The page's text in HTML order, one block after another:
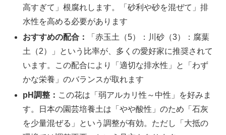
高すぎて」根腐れします。「砂利や砂を混ぜて」排
水性を高める必要があります
おすすめの配合：
「赤玉土（5）：川砂（3）：腐葉
土（2）」という比率が、多くの愛好家に推奨されて
います。この配合により「適切な排水性」と「わず
かな栄養」のバランスが取れます
pH調整： この花は「弱アルカリ性～中性」を好みま
す。日本の園芸培養土は「やや酸性」のため「石灰
を少量混ぜる」という調整が有効。ただし「大抵の